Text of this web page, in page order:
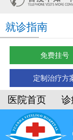
就诊指南
免费挂号
定制治疗方
医院首页 诊